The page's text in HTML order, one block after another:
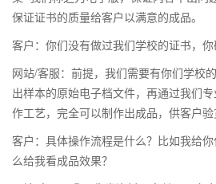
保证证书的质量给客户以满意的成品。
客户：你们没有做过我们学校的证书，你
网站/客服：前提，我们需要有你们学校
出样本的原始电子档文件，再通过我们
作工艺，完全可以制作出成品，供客户验
客户：具体操作流程是什么？比如我给
么给我看成品效果？